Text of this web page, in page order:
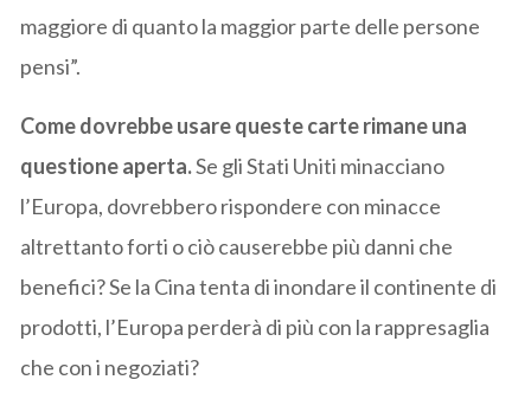
maggiore di quanto la maggior parte delle persone
pensi”.
Come dovrebbe usare queste carte rimane una
questione aperta.Se gli Stati Uniti minacciano
l’Europa, dovrebbero rispondere con minacce
altrettanto forti o ciò causerebbe più danni che
benefici? Se la Cina tenta di inondare il continente di
prodotti, l’Europa perderà di più con la rappresaglia
che con i negoziati?